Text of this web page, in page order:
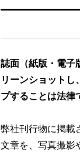
誌面（紙版・電子
リーンショットし
プすることは法律
弊社刊行物に掲載
文章を、写真撮影